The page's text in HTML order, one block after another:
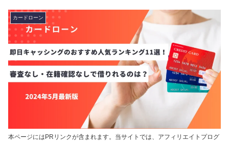
本ページにはPRリンクが含まれます。当サイトでは、アフィリエイトプログ
カードローン